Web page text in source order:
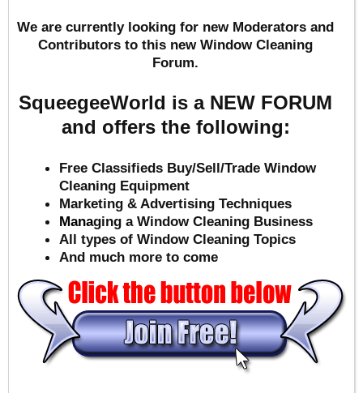
We are currently looking for new Moderators and
Contributors to this new Window Cleaning
Forum.
SqueegeeWorld is a NEW FORUM
and offers the following:
Free Classifieds Buy/Sell/Trade Window
Cleaning Equipment
Marketing & Advertising Techniques
Managing a Window Cleaning Business
All types of Window Cleaning Topics
And much more to come